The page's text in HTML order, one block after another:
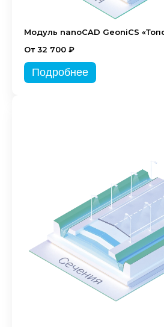
Модуль nanoCAD GeoniCS
От 32 700 ₽
Подробнее